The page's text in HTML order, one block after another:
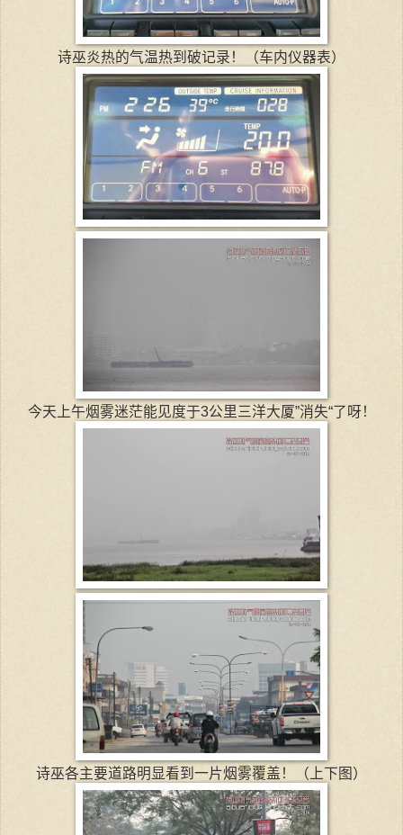
诗巫炎热的气温热到破记录！（车内仪器表）
今天上午烟雾迷茫能见度于3公里三洋大厦”消失“了呀！
诗巫各主要道路明显看到一片烟雾覆盖！（上下图）